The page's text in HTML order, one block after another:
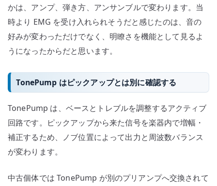
かは、アンプ、弾き方、アンサンブルで変わります。当
時より EMG を受け入れられそうだと感じたのは、音の
好みが変わっただけでなく、明瞭さを機能として見るよ
うになったからだと思います。
TonePump はピックアップとは別に確認する
TonePump は、ベースとトレブルを調整するアクティブ
回路です。ピックアップから来た信号を楽器内で増幅・
補正するため、ノブ位置によって出力と周波数バランス
が変わります。
中古個体では TonePump が別のプリアンプへ交換されて